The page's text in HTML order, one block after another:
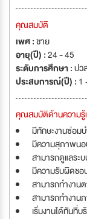
คุณสมบัติ
เพศ :ชาย
อายุ(ปี) :24 - 45
ระดับการศึกษา :ปว
ประสบการณ์(ปี) : 1
คุณสมบัติด้านความรู้
มีทักษะงานซ่อม
มีความสุภาพน
สามารถดูแลระ
มีความรับผิดชอ
สามารถทำงาน
สามารถทำงาน
เริ่มงานได้ทันที่